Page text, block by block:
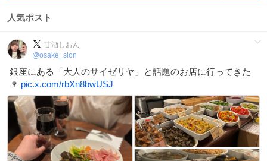
人気ポスト
甘酒しおん
@osake_sion
銀座にある「大人のサイゼリヤ」と話題のお店に行ってきた
🍷 pic.x.com/rbXn8bwUSJ